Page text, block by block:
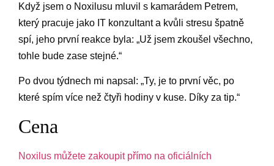
Když jsem o Noxilusu mluvil s kamarádem Petrem,
který pracuje jako IT konzultant a kvůli stresu špatně
spí, jeho první reakce byla: „Už jsem zkoušel všechno,
tohle bude zase stejné.“
Po dvou týdnech mi napsal: „Ty, je to první věc, po
které spím více než čtyři hodiny v kuse. Díky za tip.“
Cena
Noxilus můžete zakoupit přímo na oficiálních